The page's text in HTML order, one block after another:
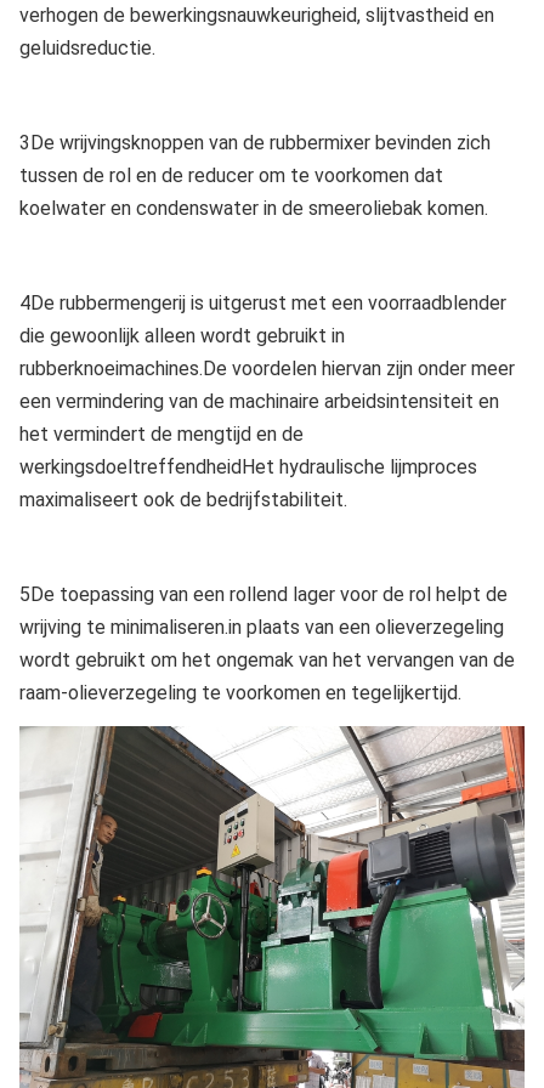
verhogen de bewerkingsnauwkeurigheid, slijtvastheid en
geluidsreductie.
3De wrijvingsknoppen van de rubbermixer bevinden zich
tussen de rol en de reducer om te voorkomen dat
koelwater en condenswater in de smeeroliebak komen.
4De rubbermengerij is uitgerust met een voorraadblender
die gewoonlijk alleen wordt gebruikt in
rubberknoeimachines.De voordelen hiervan zijn onder meer
een vermindering van de machinaire arbeidsintensiteit en
het vermindert de mengtijd en de
werkingsdoeltreffendheidHet hydraulische lijmproces
maximaliseert ook de bedrijfstabiliteit.
5De toepassing van een rollend lager voor de rol helpt de
wrijving te minimaliseren.in plaats van een olieverzegeling
wordt gebruikt om het ongemak van het vervangen van de
raam-olieverzegeling te voorkomen en tegelijkertijd.